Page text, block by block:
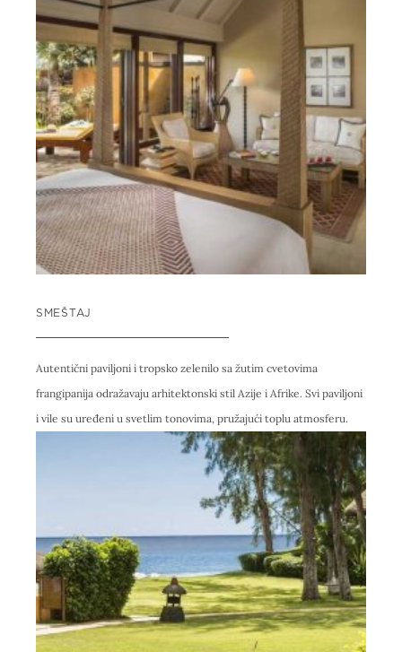
SMEŠTAJ
Autentični paviljoni i tropsko zelenilo sa žutim cvetovima
frangipanija odražavaju arhitektonski stil Azije i Afrike. Svi paviljoni
i vile su uređeni u svetlim tonovima, pružajući toplu atmosferu.